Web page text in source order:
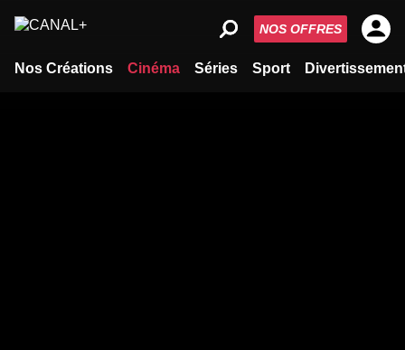
Nos Créations Cinéma Séries Sport
NOS OFFRES